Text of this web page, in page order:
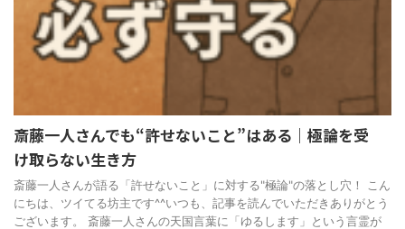
斎藤一人さんでも“許せないこと”はある｜極論を受
け取らない生き方
斎藤一人さんが語る「許せないこと」に対する"極論"の落とし穴！ こん
にちは、ツイてる坊主です^^いつも、記事を読んでいただきありがとう
ございます。 斎藤一人さんの天国言葉に「ゆるします」という言霊が